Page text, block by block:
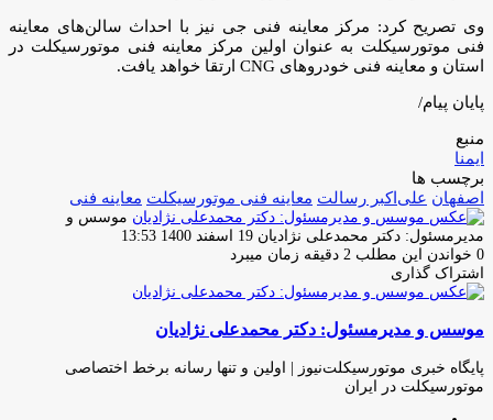
وی تصریح کرد: مرکز معاینه فنی جی نیز با احداث سالن‌های معاینه
فنی موتورسیکلت به عنوان اولین مرکز معاینه فنی موتورسیکلت در
استان و معاینه فنی خودروهای CNG ارتقا خواهد یافت.
پایان پیام/
منبع
ایمنا
برچسب ها
اصفهان علی‌اکبر رسالت معاینه فنى موتورسیکلت معاینه فنی
موسس و
مدیرمسئول: دکتر محمدعلی نژادیان ارسال
ایمیل
19 اسفند 1400 13:53
0 خواندن این مطلب 2 دقیقه زمان میبرد
اشتراک گذاری
فیس
توئیتر
لینکدین
واتس
تلگرام
اشتراک
از
ایمیل
چاپ
موسس و مدیرمسئول: دکتر محمدعلی نژادیان
پایگاه خبری موتورسیکلت‌نیوز | اولین و تنها رسانه برخط اختصاصی
موتورسیکلت در ایران